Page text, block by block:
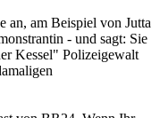
an, am Beispiel von Jutta
- und sagt: Sie
Kessel" Polizeigewalt